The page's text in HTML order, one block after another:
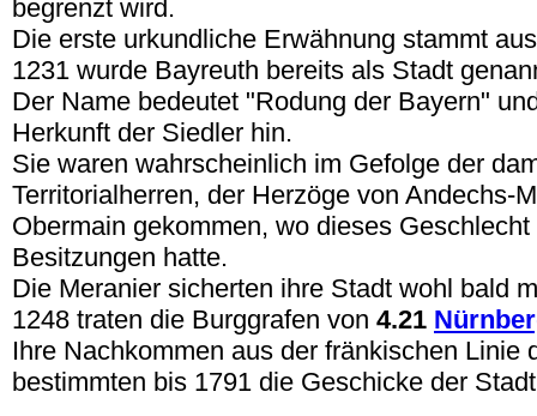
begrenzt wird.
Die erste urkundliche Erwähnung stammt
1231 wurde Bayreuth bereits als Stadt
Der Name bedeutet "Rodung der Bayern"
Herkunft der Siedler hin.
Sie waren wahrscheinlich im Gefolge der
Territorialherren, der Herzöge von Andechs-
Obermain gekommen, wo dieses
Besitzungen hatte.
Die Meranier sicherten ihre Stadt wohl bald
1248 traten die Burggrafen von 4.21
Ihre Nachkommen aus der fränkischen Linie
bestimmten bis 1791 die Geschicke der